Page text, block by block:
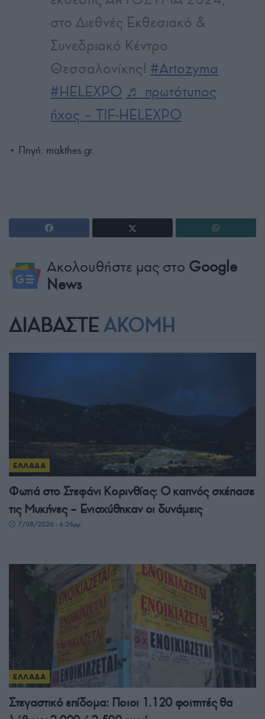
στο Διεθνές Εκθεσιακό &
Συνεδριακό Κέντρο
Θεσσαλονίκης! #Artozyma
#HELEXPO ♬ πρωτότυπος
ήχος – TIF-HELEXPO
• Πηγή: makthes.gr.
Ακολουθήστε μας στο Google
News
ΔΙΑΒΑΣΤΕ ΑΚΟΜΗ
ΕΛΛΑΔΑ
Φωτιά στο Στεφάνι Κορινθίας: Ο καπνός σκέπασε
τις Μυκήνες – Ενισχύθηκαν οι δυνάμεις
7/08/2026 - 6:26μμ
ΕΛΛΑΔΑ
Στεγαστικό επίδομα: Ποιοι 1.120 φοιτητές θα